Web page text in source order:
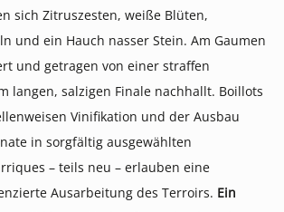
sich Zitruszesten, weiße Blüten,
und ein Hauch nasser Stein. Am Gaumen
und getragen von einer straffen
langen, salzigen Finale nachhallt. Boillots
Vinifikation und der Ausbau
in sorgfältig ausgewählten
– teils neu – erlauben eine
Ausarbeitung des Terroirs. Ein